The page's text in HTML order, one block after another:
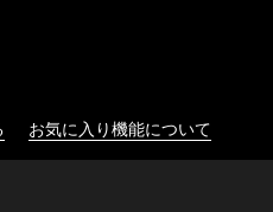
お気に入り機能について